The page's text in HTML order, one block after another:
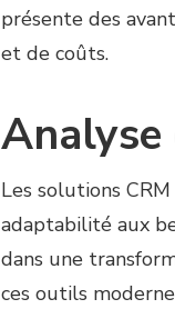
présente des
et de coûts.
Analyse
Les solutions
adaptabilité aux
dans une
ces outils